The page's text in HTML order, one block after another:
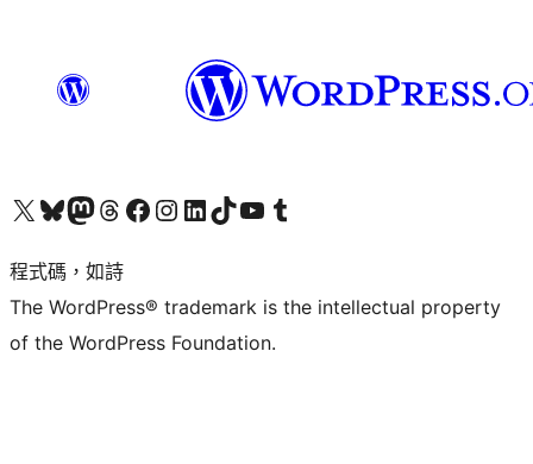
查看我們的 X (之前的 Twitter) 帳號造訪我們的 Bluesky 帳號造訪我們的 Mastodon 帳號造訪我們的 Threads 帳號 造訪我們的 Facebook 粉絲專頁Visit our Instagram account
Visit our LinkedIn account
造訪我們的 TikTok 帳號Visit our YouTube channel
造訪我們的 Tumblr 帳號
程式碼，如詩
The WordPress® trademark is the intellectual property
of the WordPress Foundation.